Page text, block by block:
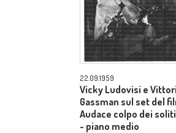
22.09.1959
Vicky Ludovisi e
Gassman sul set del
Audace colpo dei
- piano medio